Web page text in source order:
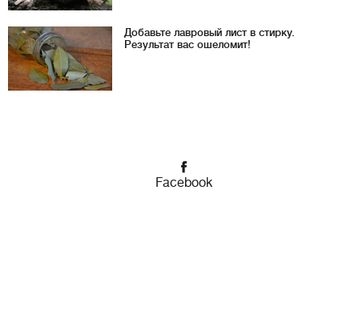
Добавьте лавровый лист в стирку.
Результат вас ошеломит!
Facebook